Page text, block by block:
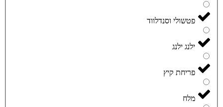
פטשולי וסנדלווד
ילנג ילנג
פריחת קיץ
מלח